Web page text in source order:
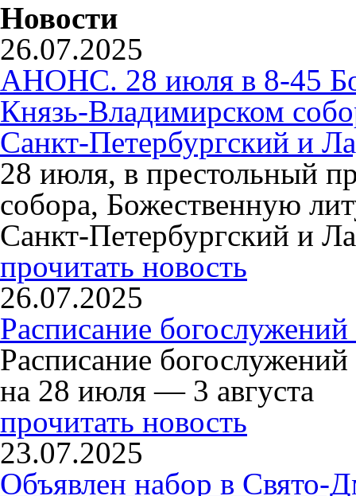
Новости
26.07.2025
АНОНС. 28 июля в 8-45
Князь-Владимирском
Санкт-Петербургский и
28 июля, в престольный
собора, Божественную
Санкт-Петербургский и
прочитать новость
26.07.2025
Расписание
Расписание
на 28 июля — 3 августа
прочитать новость
23.07.2025
Объявлен набор в Свято-